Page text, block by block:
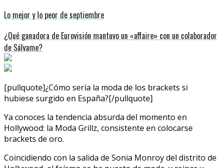
Lo mejor y lo peor de septiembre
¿Qué ganadora de Eurovisión mantuvo un «affaire» con un colaborador
de Sálvame?
[pullquote]¿Cómo sería la moda de los brackets si
hubiese surgido en España?[/pullquote]
Ya conoces la tendencia absurda del momento en
Hollywood: la Moda Grillz, consistente en colocarse
brackets de oro.
Coincidiendo con la salida de Sonia Monroy del distrito de